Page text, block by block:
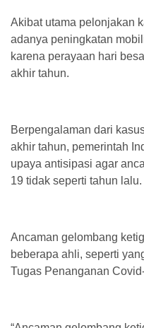
Akibat utama pelonjakan
adanya peningkatan
karena perayaan hari
akhir tahun.
Berpengalaman dari
akhir tahun, pemerintah
upaya antisipasi agar
19 tidak seperti tahun lalu.
Ancaman gelombang
beberapa ahli, seperti
Tugas Penanganan